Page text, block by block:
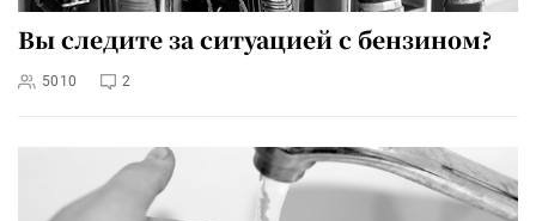
Вы следите за ситуацией с бензином?
5010 2